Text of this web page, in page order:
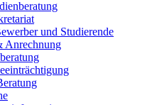
und Studierende
Anrechnung